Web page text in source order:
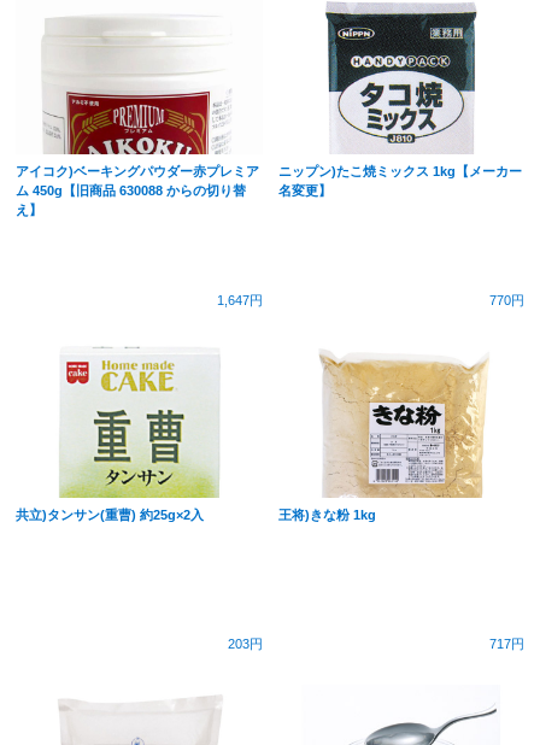
アイコク)ベーキングパウダー赤プレミア
ム 450g【旧商品 630088 からの切り替
え】
1,647円
ニップン)たこ焼ミックス 1kg【メーカー
名変更】
770円
共立)タンサン(重曹) 約25g×2入
203円
王将)きな粉 1kg
717円